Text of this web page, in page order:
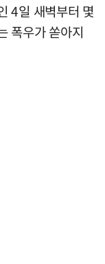
4일 새벽부터 몇
폭우가 쏟아지